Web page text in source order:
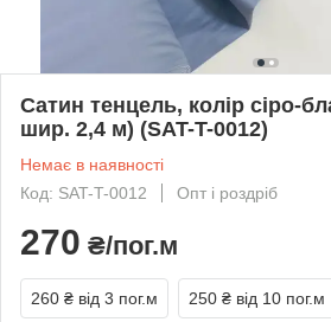
Сатин тенцель, колір сіро-
шир. 2,4 м) (SAT-T-0012)
Немає в наявності
Код: SAT-T-0012
Опт і роздріб
270 ₴/пог.м
260 ₴ від 3 пог.м 250 ₴ від 10 пог.м